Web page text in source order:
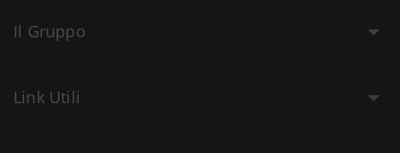
Il Gruppo
Link Utili